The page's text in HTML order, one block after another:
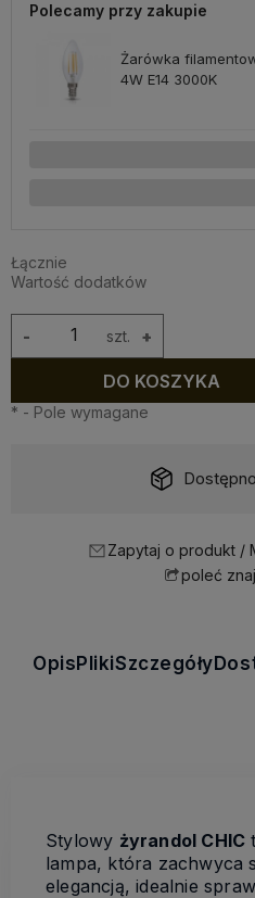
Polecamy przy zakupie
Żarówka
4W E14 3000K
Łącznie
Wartość dodatków
szt. +
-
DO KOSZYKA
* - Pole wymagane
Zapytaj o produkt /
poleć
Opis PlikiSzczegóły
Stylowy żyrandol CHIC
lampa, która zachwyca
elegancją, idealnie